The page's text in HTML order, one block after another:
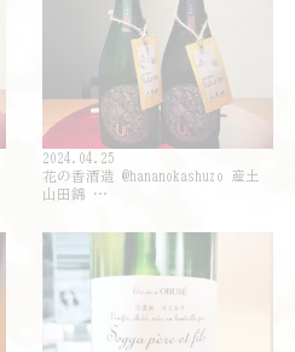
2024.04.25
花の香酒造 @hananokashuzo 産土
山田錦 …